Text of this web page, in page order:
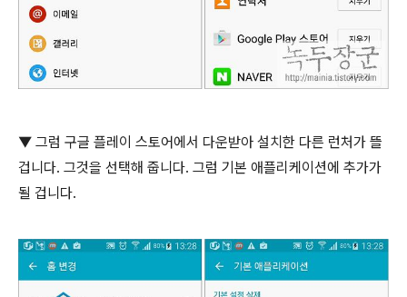
▼ 그럼 구글 플레이 스토어에서 다운받아 설치한 다른 런처가 뜰
겁니다. 그것을 선택해 줍니다. 그럼 기본 애플리케이션에 추가가
될 겁니다.